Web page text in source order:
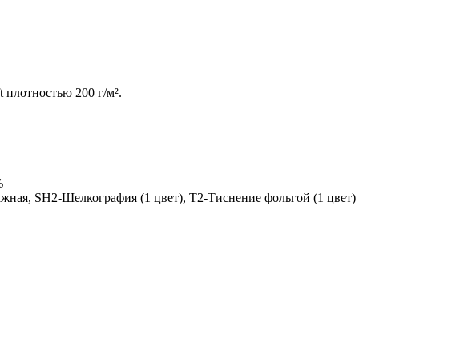
плотностью 200 г/м².
SH2-Шелкография (1 цвет), T2-Тиснение фольгой (1 цвет)